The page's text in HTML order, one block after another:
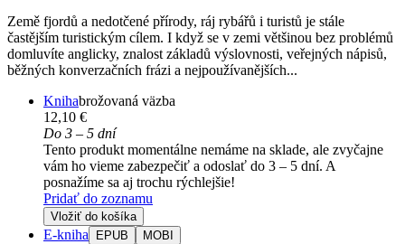
Země fjordů a nedotčené přírody, ráj rybářů i turistů je stále
častějším turistickým cílem. I když se v zemi většinou bez problémů
domluvíte anglicky, znalost základů výslovnosti, veřejných nápisů,
běžných konverzačních frázi a nejpoužívanějších...
Knihabrožovaná väzba
12,10 €
Do 3 – 5 dní
Tento produkt momentálne nemáme na sklade, ale zvyčajne
vám ho vieme zabezpečiť a odoslať do 3 – 5 dní. A
posnažíme sa aj trochu rýchlejšie!
Pridať do zoznamu
Vložiť do košíka
E-kniha EPUB MOBI